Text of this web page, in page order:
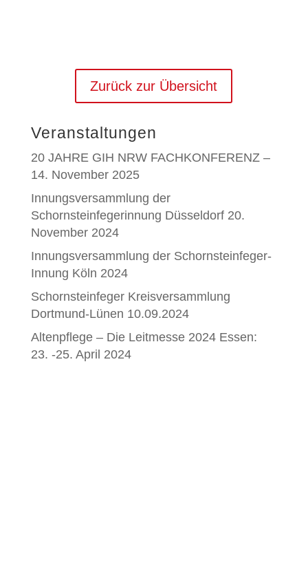
Zurück zur Übersicht
Veranstaltungen
20 JAHRE GIH NRW FACHKONFERENZ –
14. November 2025
Innungsversammlung der
Schornsteinfegerinnung Düsseldorf 20.
November 2024
Innungsversammlung der Schornsteinfeger-
Innung Köln 2024
Schornsteinfeger Kreisversammlung
Dortmund-Lünen 10.09.2024
Altenpflege – Die Leitmesse 2024 Essen:
23. -25. April 2024